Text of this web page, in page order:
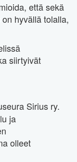
että sekä
hyvällä tolalla,
siirtyivät
Sirius ry.
ja
olleet